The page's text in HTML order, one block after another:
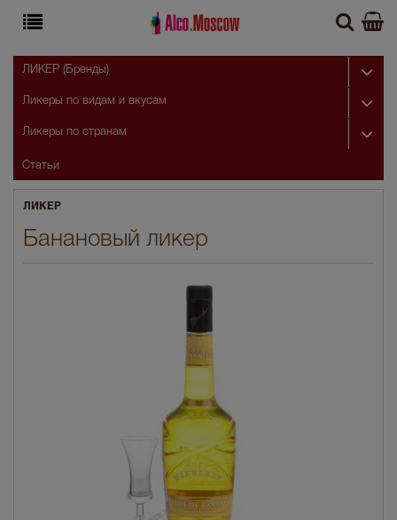
ЛИКЕР
Банановый ликер
ЛИКЕР (Бренды)
Ликеры по видам и вкусам
Ликеры по странам
Статьи